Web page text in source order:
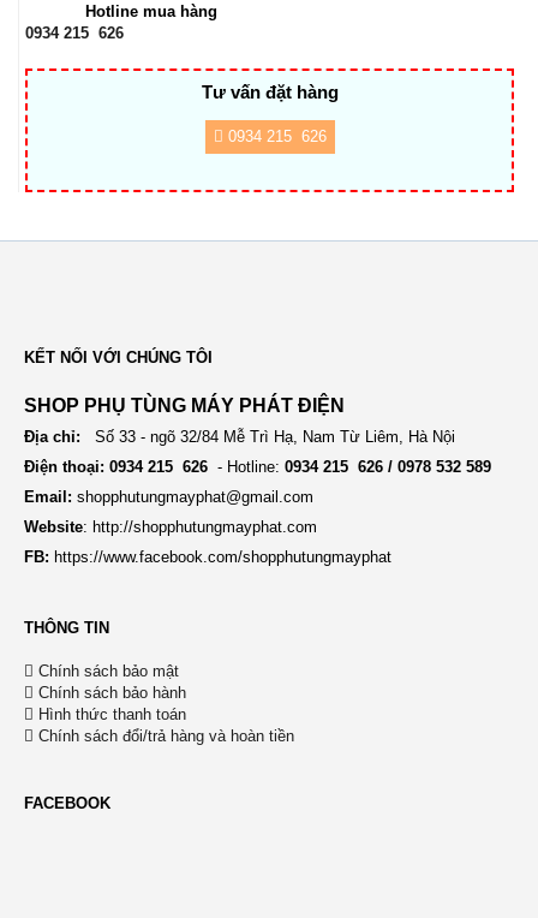
Hotline mua hàng
0934 215 626
Tư vấn đặt hàng
0934 215 626
KẾT NỐI VỚI CHÚNG TÔI
SHOP PHỤ TÙNG MÁY PHÁT ĐIỆN
Địa chỉ: Số 33 - ngõ 32/84 Mễ Trì Hạ, Nam Từ Liêm, Hà Nội
Điện thoại: 0934 215 626 - Hotline: 0934 215 626 / 0978 532 589
Email: shopphutungmayphat@gmail.com
Website: http://shopphutungmayphat.com
FB: https://www.facebook.com/shopphutungmayphat
THÔNG TIN
Chính sách bảo mật
Chính sách bảo hành
Hình thức thanh toán
Chính sách đổi/trả hàng và hoàn tiền
FACEBOOK